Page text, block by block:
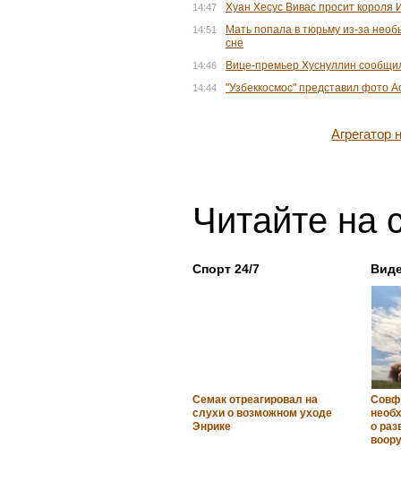
14:47 Хуан Хесус Вивас просит короля
14:51
Мать попала в тюрьму из-за
сне
14:46 Вице-премьер Хуснуллин
14:44 "Узбеккосмос" представил фото
Читайте на
Спорт 24/7
Семак отреагировал на
слухи о возможном уходе
Энрике
о